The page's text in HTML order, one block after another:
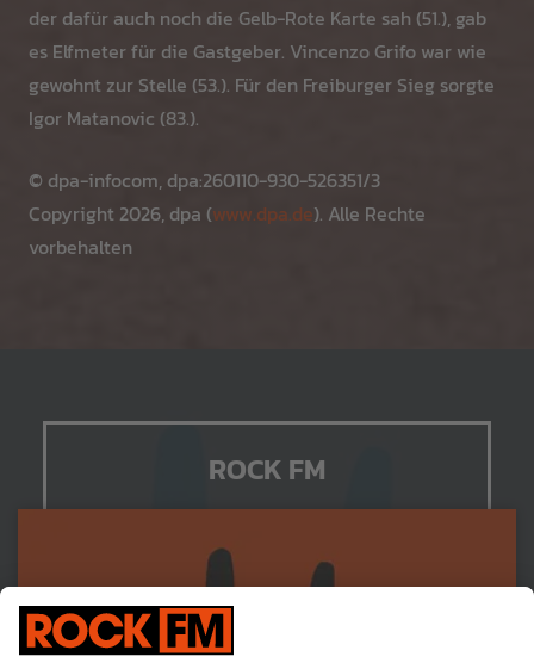
der dafür auch noch die Gelb-Rote Karte sah (51.), gab
es Elfmeter für die Gastgeber. Vincenzo Grifo war wie
gewohnt zur Stelle (53.). Für den Freiburger Sieg sorgte
Igor Matanovic (83.).
© dpa-infocom, dpa:260110-930-526351/3
Copyright 2026, dpa (www.dpa.de). Alle Rechte
vorbehalten
ROCK FM